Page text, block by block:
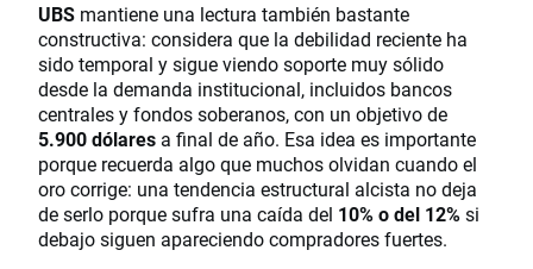
UBS mantiene una lectura también bastante
constructiva: considera que la debilidad reciente ha
sido temporal y sigue viendo soporte muy sólido
desde la demanda institucional, incluidos bancos
centrales y fondos soberanos, con un objetivo de
5.900 dólares a final de año. Esa idea es importante
porque recuerda algo que muchos olvidan cuando el
oro corrige: una tendencia estructural alcista no deja
de serlo porque sufra una caída del 10% o del 12%si
debajo siguen apareciendo compradores fuertes.